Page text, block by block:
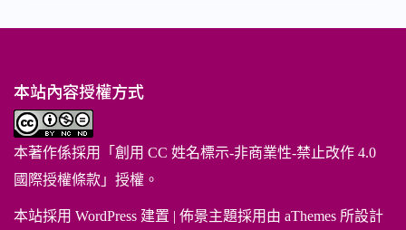
本站內容授權方式
本著作係採用「 創用 CC 姓名標示-非商業性-禁止改作 4.0
國際授權條款 」授權。
本站採用 WordPress 建置 | 佈景主題採用由 aThemes 所設計